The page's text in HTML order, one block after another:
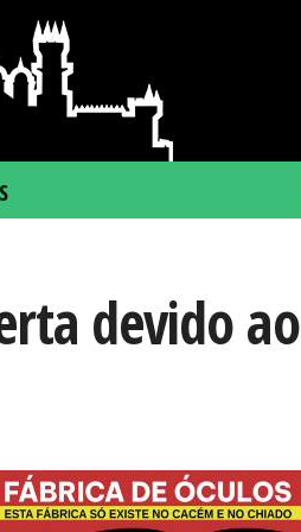
devido ao